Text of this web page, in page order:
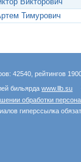
Тимурович
42540, рейтингов
бильярдаwww.llb.su
обработки
гиперссылка